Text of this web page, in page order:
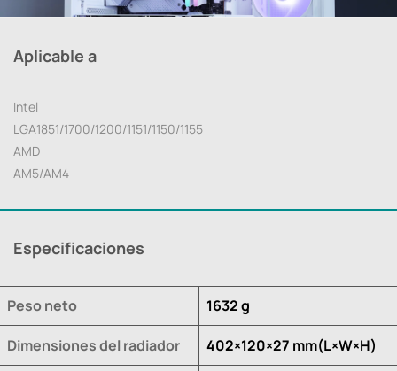
Aplicable a
Intel
LGA1851/1700/1200/1151/1150/1155
AMD
AM5/AM4
Especificaciones
Peso neto 1632 g
Dimensiones del radiador 402×120×27 mm(L×W×H)